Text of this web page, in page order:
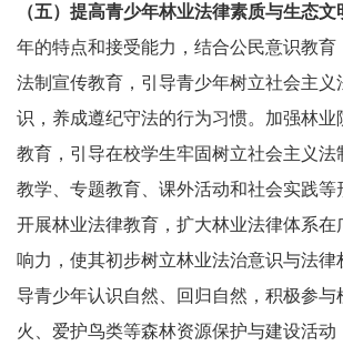
（五）提高青少年林业法律素质与生态文
年的特点和接受能力，结合公民意识教育
法制宣传教育，引导青少年树立社会主义
识，养成遵纪守法的行为习惯。加强林业
教育，引导在校学生牢固树立社会主义法
教学、专题教育、课外活动和社会实践等
开展林业法律教育，扩大林业法律体系在
响力，使其初步树立林业法治意识与法律
导青少年认识自然、回归自然，积极参与
火、爱护鸟类等森林资源保护与建设活动